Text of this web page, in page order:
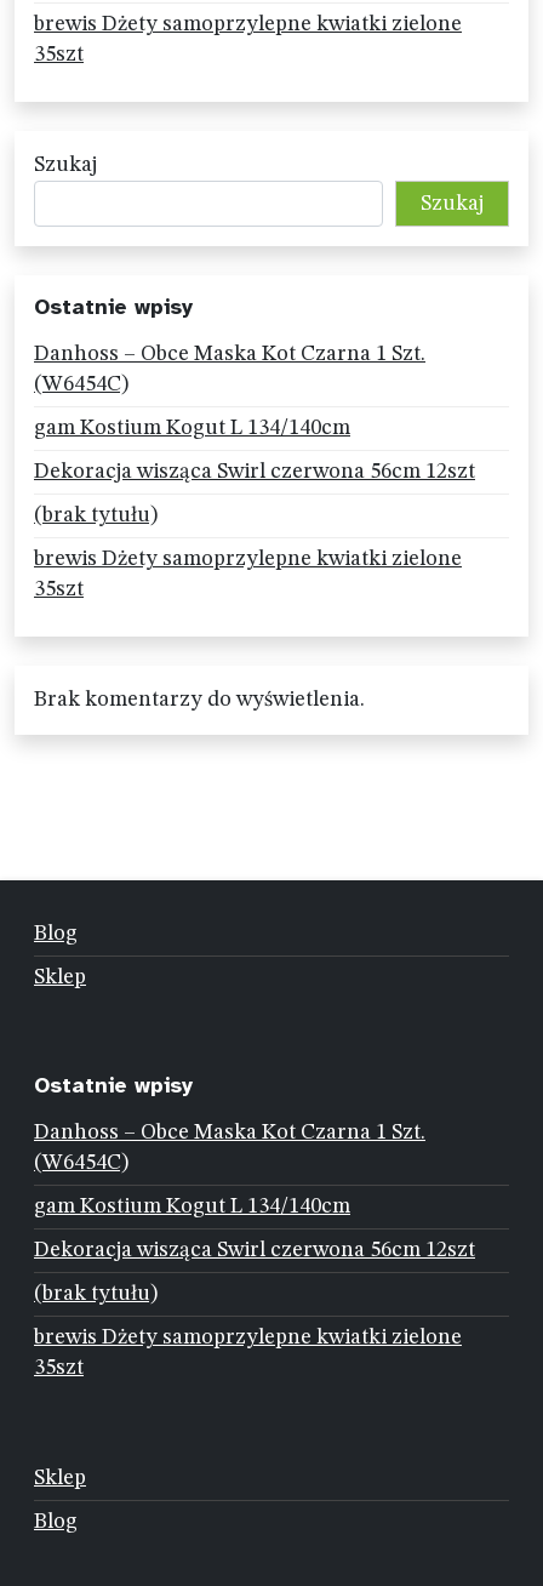
brewis Dżety samoprzylepne kwiatki zielone
35szt
Szukaj
Szukaj
Ostatnie wpisy
Danhoss – Obce Maska Kot Czarna 1 Szt.
(W6454C)
gam Kostium Kogut L 134/140cm
Dekoracja wisząca Swirl czerwona 56cm 12szt
(brak tytułu)
brewis Dżety samoprzylepne kwiatki zielone
35szt
Brak komentarzy do wyświetlenia.
Blog
Sklep
Ostatnie wpisy
Danhoss – Obce Maska Kot Czarna 1 Szt.
(W6454C)
gam Kostium Kogut L 134/140cm
Dekoracja wisząca Swirl czerwona 56cm 12szt
(brak tytułu)
brewis Dżety samoprzylepne kwiatki zielone
35szt
Sklep
Blog